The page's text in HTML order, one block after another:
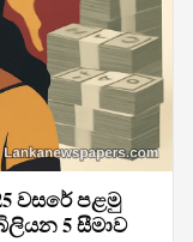
වසරේ පළමු
5 සීමාව